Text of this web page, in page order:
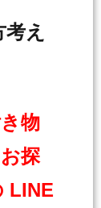
え
物
探
LINE